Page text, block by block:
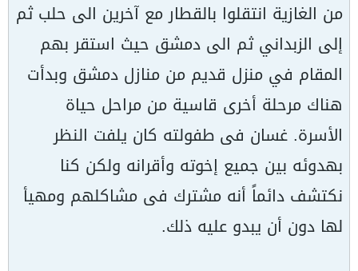
من الغازية انتقلوا بالقطار مع آخرين الى حلب ثم
إلى الزبداني ثم الى دمشق حيث استقر بهم
المقام في منزل قديم من منازل دمشق وبدأت
هناك مرحلة أخرى قاسية من مراحل حياة
الأسرة. غسان فى طفولته كان يلفت النظر
بهدوئه بين جميع إخوته وأقرانه ولكن كنا
نكتشف دائماً أنه مشترك فى مشاكلهم ومهيأ
لها دون أن يبدو عليه ذلك.